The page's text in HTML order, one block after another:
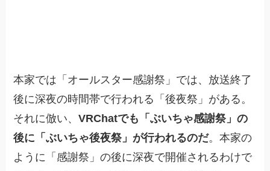
本家では「オールスター感謝祭」では、放送終了
後に深夜の時間帯で行われる「後夜祭」がある。
それに倣い、VRChatでも「ぶいちゃ感謝祭」の
後に「ぶいちゃ後夜祭」が行われるのだ。本家の
ように「感謝祭」の後に深夜で開催されるわけで